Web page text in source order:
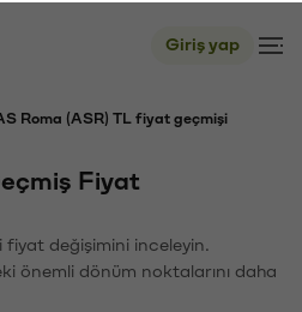
Giriş yap
Roma (ASR) TL fiyat geçmişi
Fiyat
fiyat değişimini inceleyin.
önemli dönüm noktalarını daha